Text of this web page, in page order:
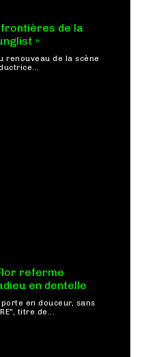
de la
»
Flor referme
en dentelle
en douceur, sans
titre de...